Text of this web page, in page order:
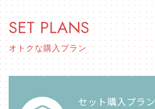
SET PLANS
オトクな購入プラン
セット購入プラン